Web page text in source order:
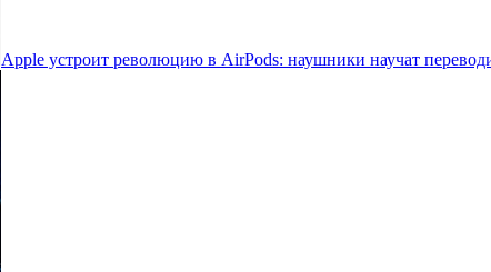
Apple устроит революцию в AirPods: наушники научат